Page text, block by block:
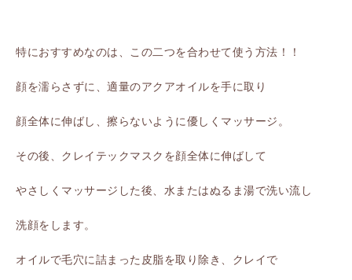
特におすすめなのは、この二つを合わせて使う方法！！
顔を濡らさずに、適量のアクアオイルを手に取り
顔全体に伸ばし、擦らないように優しくマッサージ。
その後、クレイテックマスクを顔全体に伸ばして
やさしくマッサージした後、水またはぬるま湯で洗い流し
洗顔をします。
オイルで毛穴に詰まった皮脂を取り除き、クレイで